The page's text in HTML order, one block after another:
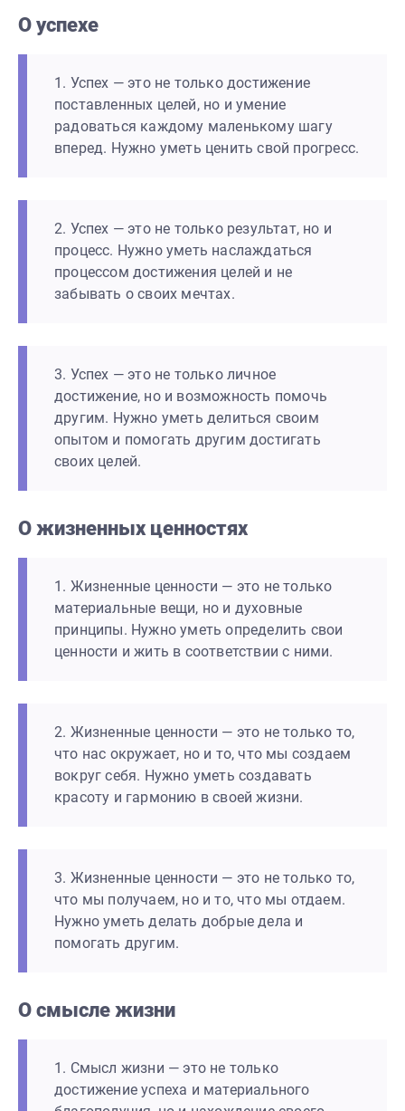
О успехе
1. Успех — это не только достижение
поставленных целей, но и умение
радоваться каждому маленькому шагу
вперед. Нужно уметь ценить свой прогресс.
2. Успех — это не только результат, но и
процесс. Нужно уметь наслаждаться
процессом достижения целей и не
забывать о своих мечтах.
3. Успех — это не только личное
достижение, но и возможность помочь
другим. Нужно уметь делиться своим
опытом и помогать другим достигать
своих целей.
О жизненных ценностях
1. Жизненные ценности — это не только
материальные вещи, но и духовные
принципы. Нужно уметь определить свои
ценности и жить в соответствии с ними.
2. Жизненные ценности — это не только то,
что нас окружает, но и то, что мы создаем
вокруг себя. Нужно уметь создавать
красоту и гармонию в своей жизни.
3. Жизненные ценности — это не только то,
что мы получаем, но и то, что мы отдаем.
Нужно уметь делать добрые дела и
помогать другим.
О смысле жизни
1. Смысл жизни — это не только
достижение успеха и материального